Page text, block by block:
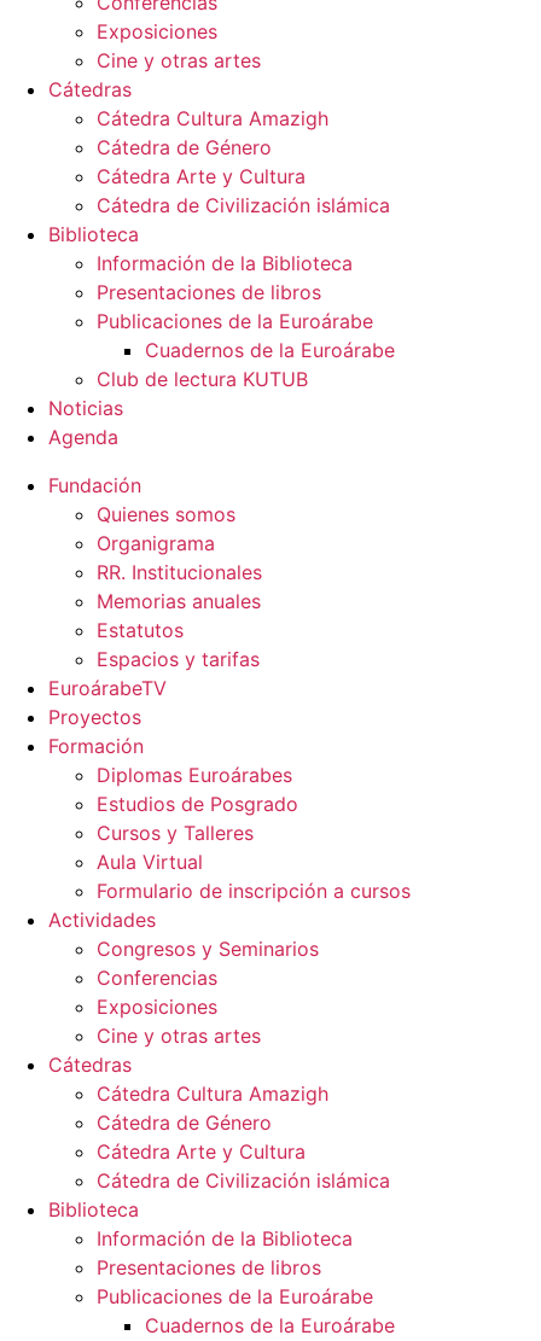
Exposiciones
Cine y otras artes
Cátedras
Cátedra Cultura Amazigh
Cátedra de Género
Cátedra Arte y Cultura
Cátedra de Civilización islámica
Biblioteca
Información de la Biblioteca
Presentaciones de libros
Publicaciones de la Euroárabe
Cuadernos de la Euroárabe
Club de lectura KUTUB
Noticias
Agenda
Fundación
Quienes somos
Organigrama
RR. Institucionales
Memorias anuales
Estatutos
Espacios y tarifas
EuroárabeTV
Proyectos
Formación
Diplomas Euroárabes
Estudios de Posgrado
Cursos y Talleres
Aula Virtual
Formulario de inscripción a cursos
Actividades
Congresos y Seminarios
Conferencias
Exposiciones
Cine y otras artes
Cátedras
Cátedra Cultura Amazigh
Cátedra de Género
Cátedra Arte y Cultura
Cátedra de Civilización islámica
Biblioteca
Información de la Biblioteca
Presentaciones de libros
Publicaciones de la Euroárabe
Cuadernos de la Euroárabe